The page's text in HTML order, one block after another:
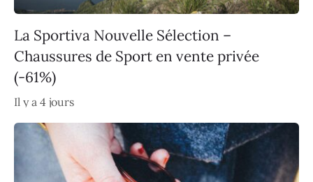
La Sportiva Nouvelle Sélection –
Chaussures de Sport en vente privée
(-61%)
Il y a 4 jours